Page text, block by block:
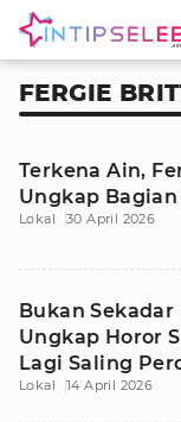
FERGIE
Terkena Ain,
Ungkap
Lokal 30 April 2026
Bukan
Ungkap Horor
Lagi Saling
Lokal 14 April 2026